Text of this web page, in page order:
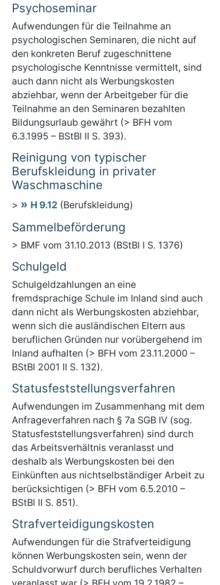
Psychoseminar
Aufwendungen für die Teilnahme an
psychologischen Seminaren, die nicht auf
den konkreten Beruf zugeschnittene
psychologische Kenntnisse vermittelt, sind
auch dann nicht als Werbungskosten
abziehbar, wenn der Arbeitgeber für die
Teilnahme an den Seminaren bezahlten
Bildungsurlaub gewährt (> BFH vom
6.3.1995 – BStBl II S. 393).
Reinigung von typischer
Berufskleidung in privater
Waschmaschine
> H 9.12 (Berufskleidung)
Sammelbeförderung
> BMF vom 31.10.2013 (BStBl I S. 1376)
Schulgeld
Schulgeldzahlungen an eine
fremdsprachige Schule im Inland sind auch
dann nicht als Werbungskosten abziehbar,
wenn sich die ausländischen Eltern aus
beruflichen Gründen nur vorübergehend im
Inland aufhalten (> BFH vom 23.11.2000 –
BStBl 2001 II S. 132).
Statusfeststellungsverfahren
Aufwendungen im Zusammenhang mit dem
Anfrageverfahren nach § 7a SGB IV (sog.
Statusfeststellungsverfahren) sind durch
das Arbeitsverhältnis veranlasst und
deshalb als Werbungskosten bei den
Einkünften aus nichtselbständiger Arbeit zu
berücksichtigen (> BFH vom 6.5.2010 –
BStBl II S. 851).
Strafverteidigungskosten
Aufwendungen für die Strafverteidigung
können Werbungskosten sein, wenn der
Schuldvorwurf durch berufliches Verhalten